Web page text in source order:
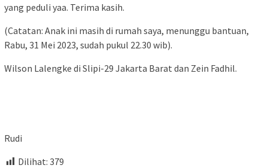
yang peduli yaa. Terima kasih.
(Catatan: Anak ini masih di rumah saya, menunggu bantuan,
Rabu, 31 Mei 2023, sudah pukul 22.30 wib).
Wilson Lalengke di Slipi-29 Jakarta Barat dan Zein Fadhil.
Rudi
Dilihat: 379